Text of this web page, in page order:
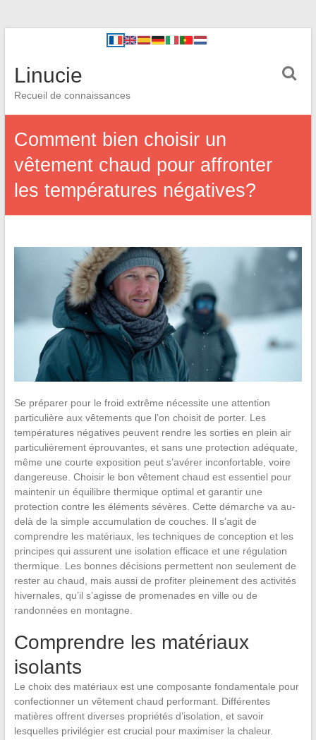
Linucie
Recueil de connaissances
Comment bien choisir un
vêtement chaud pour affronter
les températures négatives?
Se préparer pour le froid extrême nécessite une attention
particulière aux vêtements que l’on choisit de porter. Les
températures négatives peuvent rendre les sorties en plein air
particulièrement éprouvantes, et sans une protection adéquate,
même une courte exposition peut s’avérer inconfortable, voire
dangereuse. Choisir le bon vêtement chaud est essentiel pour
maintenir un équilibre thermique optimal et garantir une
protection contre les éléments sévères. Cette démarche va au-
delà de la simple accumulation de couches. Il s’agit de
comprendre les matériaux, les techniques de conception et les
principes qui assurent une isolation efficace et une régulation
thermique. Les bonnes décisions permettent non seulement de
rester au chaud, mais aussi de profiter pleinement des activités
hivernales, qu’il s’agisse de promenades en ville ou de
randonnées en montagne.
Comprendre les matériaux
isolants
Le choix des matériaux est une composante fondamentale pour
confectionner un vêtement chaud performant. Différentes
matières offrent diverses propriétés d’isolation, et savoir
lesquelles privilégier est crucial pour maximiser la chaleur.